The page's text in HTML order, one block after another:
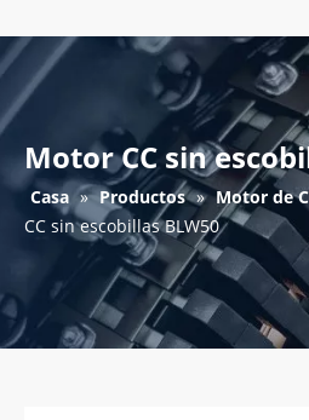
Motor CC sin
Casa » Productos » Motor de
CC sin escobillas BLW50